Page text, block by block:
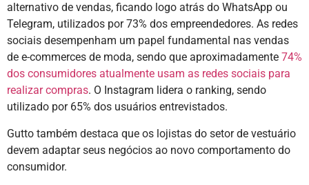
alternativo de vendas, ficando logo atrás do WhatsApp ou
Telegram, utilizados por 73% dos empreendedores. As redes
sociais desempenham um papel fundamental nas vendas
de e-commerces de moda, sendo que aproximadamente 74%
dos consumidores atualmente usam as redes sociais para
realizar compras. O Instagram lidera o ranking, sendo
utilizado por 65% dos usuários entrevistados.
Gutto também destaca que os lojistas do setor de vestuário
devem adaptar seus negócios ao novo comportamento do
consumidor.